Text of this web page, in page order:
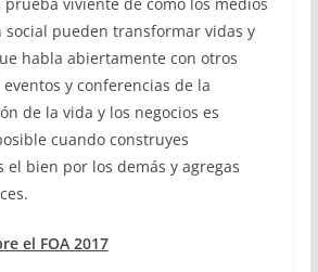
social pueden transformar vidas y
habla abiertamente con otros
y conferencias de la
de la vida y los negocios es
cuando construyes
el bien por los demás y agregas
el FOA 2017